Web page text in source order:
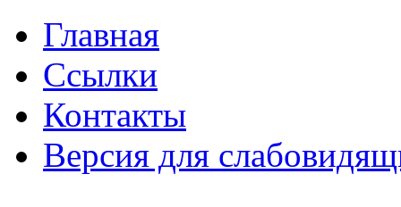
Главная
Ссылки
Контакты
Версия для